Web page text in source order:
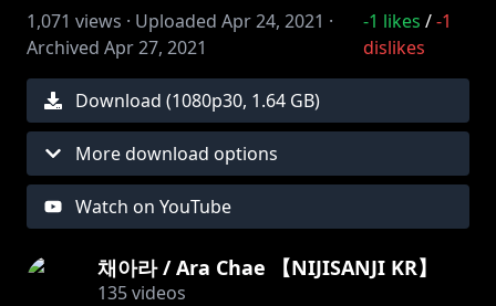
1,071 views · Uploaded Apr 24, 2021 ·
Archived Apr 27, 2021
-1 likes /-1
dislikes
Download (1080p30, 1.64 GB)
More download options
Watch on YouTube
채아라 / Ara Chae 【NIJISANJI KR】
135videos